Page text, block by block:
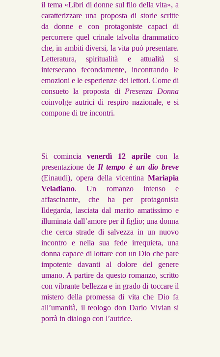
il tema «Libri di donne sul filo della vita», a
caratterizzare una proposta di storie scritte
da donne e con protagoniste capaci di
percorrere quel crinale talvolta drammatico
che, in ambiti diversi, la vita può presentare.
Letteratura, spiritualità e attualità si
intersecano fecondamente, incontrando le
emozioni e le esperienze dei lettori. Come di
consueto la proposta di Presenza Donna
coinvolge autrici di respiro nazionale, e si
compone di tre incontri.
Si cominciavenerdì 12 aprilecon la
presentazione de Il tempo è un dio breve
(Einaudi), opera della vicentina Mariapia
Veladiano. Un romanzo intenso e
affascinante, che ha per protagonista
Ildegarda, lasciata dal marito amatissimo e
illuminata dall’amore per il figlio; una donna
che cerca strade di salvezza in un nuovo
incontro e nella sua fede irrequieta, una
donna capace di lottare con un Dio che pare
impotente davanti al dolore del genere
umano. A partire da questo romanzo, scritto
con vibrante bellezza e in grado di toccare il
mistero della promessa di vita che Dio fa
all’umanità, il teologo don Dario Vivian si
porrà in dialogo con l’autrice.